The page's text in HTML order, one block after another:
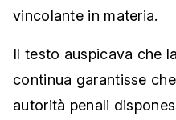
vincolante in materia.
Il testo auspicava che
continua garantisse
autorità penali